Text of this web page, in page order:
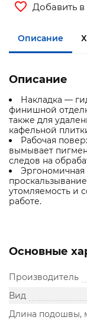
Добавить
Описание
Описание
Накладка —
финишной
также для
кафельной
Рабочая
вымывает
следов на
Эргономичная
утомляемость и
работе.
Основные
Производитель
Вид
Длина подошвы,